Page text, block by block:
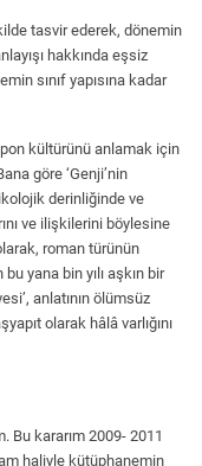
tasvir ederek, dönemin
hakkında eşsiz
sınıf yapısına kadar
kültürünü anlamak için
göre ‘Genji’nin
derinliğinde ve
ve ilişkilerini böylesine
roman türünün
yana bin yılı aşkın bir
anlatının ölümsüz
olarak hâlâ varlığını
Bu kararım 2009- 2011
haliyle kütüphanemin